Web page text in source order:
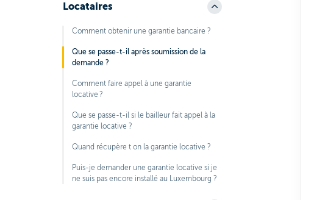
Locataires
Comment obtenir une garantie bancaire ?
Que se passe-t-il après soumission de la
demande ?
Comment faire appel à une garantie
locative ?
Que se passe-t-il si le bailleur fait appel à la
garantie locative ?
Quand récupère t on la garantie locative ?
Puis-je demander une garantie locative si je
ne suis pas encore installé au Luxembourg ?